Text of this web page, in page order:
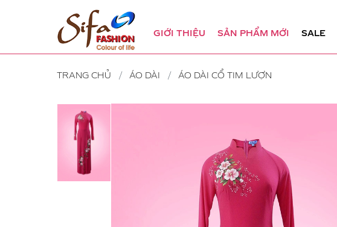
GIỚI THIỆU SẢN PHẨM MỚI SALE
TRANG CHỦ ÁO DÀI ÁO DÀI CỔ TIM LƯỢN